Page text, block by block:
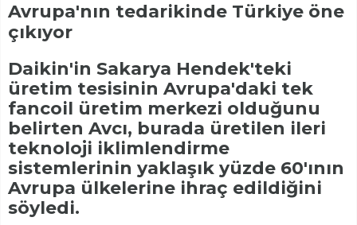
Avrupa'nın tedarikinde Türkiye öne
çıkıyor
Daikin'in Sakarya Hendek'teki
üretim tesisinin Avrupa'daki tek
fancoil üretim merkezi olduğunu
belirten Avcı, burada üretilen ileri
teknoloji iklimlendirme
sistemlerinin yaklaşık yüzde 60'ının
Avrupa ülkelerine ihraç edildiğini
söyledi.